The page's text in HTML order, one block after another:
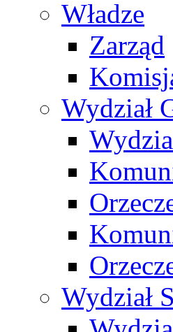
Władze
Zarząd
Wydział
Wydział